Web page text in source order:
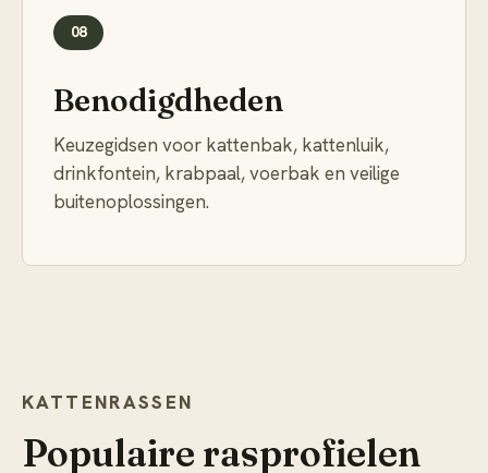
08
Benodigdheden
Keuzegidsen voor kattenbak, kattenluik,
drinkfontein, krabpaal, voerbak en veilige
buitenoplossingen.
KATTENRASSEN
Populaire rasprofielen